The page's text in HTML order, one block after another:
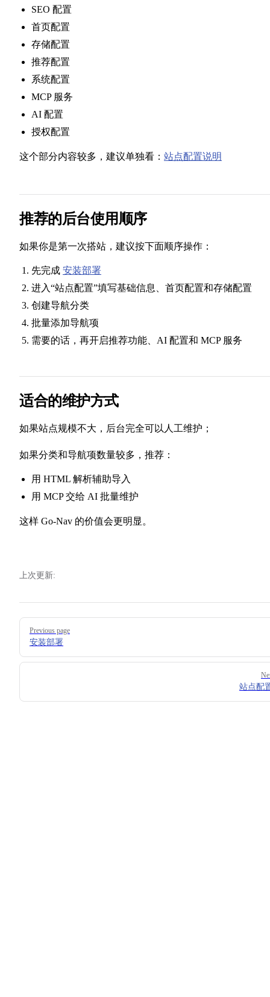
SEO 配置
首页配置
存储配置
推荐配置
系统配置
MCP 服务
AI 配置
授权配置
这个部分内容较多，建议单独看： 站点配置说明
推荐的后台使用顺序
如果你是第一次搭站，建议按下面顺序操作：
先完成 安装部署
进入“站点配置”填写基础信息、首页配置和存储配置
创建导航分类
批量添加导航项
需要的话，再开启推荐功能、AI 配置和 MCP 服务
适合的维护方式
如果站点规模不大，后台完全可以人工维护；
如果分类和导航项数量较多，推荐：
用 HTML 解析辅助导入
用 MCP 交给 AI 批量维护
这样 Go-Nav 的价值会更明显。
上次更新:
Pager
Previous page
安装部署
站点配